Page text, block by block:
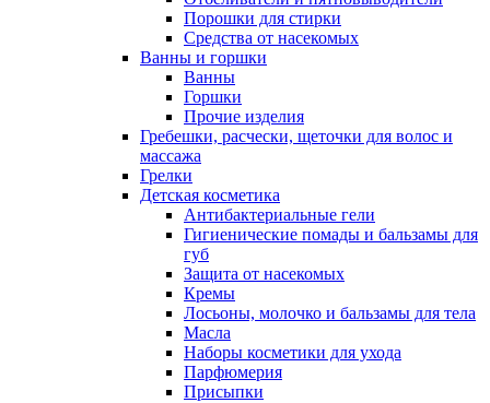
Порошки для стирки
Средства от насекомых
Ванны и горшки
Ванны
Горшки
Прочие изделия
Гребешки, расчески, щеточки для волос и
массажа
Грелки
Детская косметика
Антибактериальные гели
Гигиенические помады и бальзамы для
губ
Защита от насекомых
Кремы
Лосьоны, молочко и бальзамы для тела
Масла
Наборы косметики для ухода
Парфюмерия
Присыпки